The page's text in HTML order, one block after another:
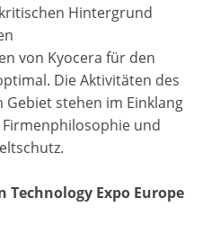
Hintergrund
von Kyocera für den
Die Aktivitäten des
stehen im Einklang
und
Technology Expo Europe